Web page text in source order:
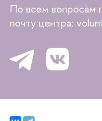
По всем вопросам
почту центра: